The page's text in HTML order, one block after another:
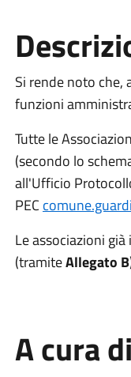
Si rende noto che,
funzioni
Tutte le
(secondo lo
all'Ufficio
PEC
Le associazioni
(tramiteAllegato B
A cura di